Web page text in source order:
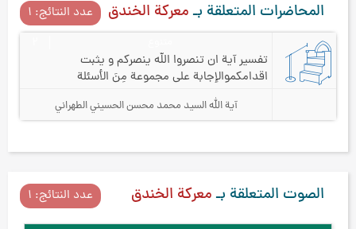
المحاضرات المتعلقة بـمعركة الخندق عدد النتائج: ۱
تفسير آية ان تنصروا الله ينصركم و يثبت
اقدامكموالإجابة على مجموعة مِنَ الأسئلة
آية الله السيد محمد محسن الحسيني الطهراني
الصوت المتعلقة بـمعركة الخندق عدد النتائج: ۱